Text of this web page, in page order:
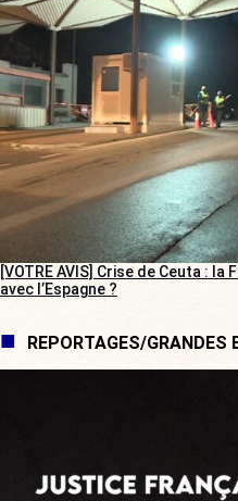
[VOTRE AVIS] Crise de Ceuta :
avec l’Espagne ?
REPORTAGES/GRANDES